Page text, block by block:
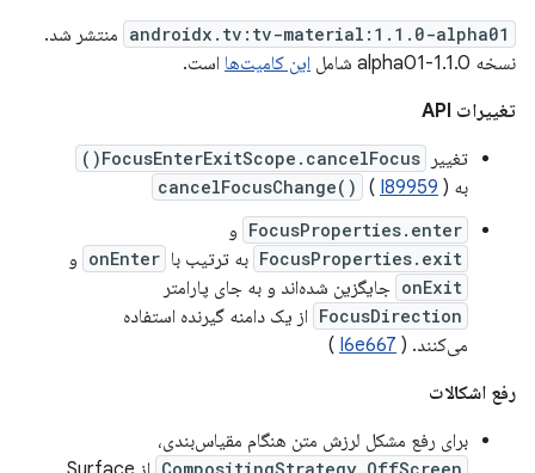
androidx.tv:tv-material:1.1.0-alpha01 منتشر شد.
نسخه 1.1.0-alpha01 شامل
این کامیت‌ها است.
تغییرات API
تغییر
FocusEnterExitScope.cancelFocus()
به cancelFocusChange() ( I89959 )
FocusProperties.enter و
FocusProperties.exit به ترتیب با onEnter و
onExit جایگزین شده‌اند و به جای پارامتر
FocusDirection از یک دامنه گیرنده استفاده
می‌کنند. ( I6e667
)
رفع اشکالات
برای رفع مشکل لرزش متن هنگام مقیاس‌بندی،